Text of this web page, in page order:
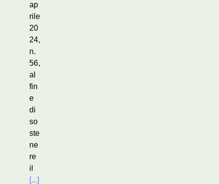
ap
rile
20
24,
n.
56,
al
fin
e
di
so
ste
ne
re
il
[...]